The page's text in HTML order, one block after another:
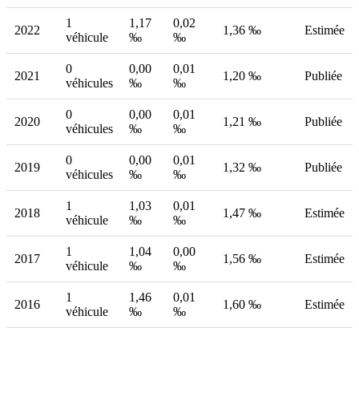
2022
1
véhicule
1,17
‰
0,02
‰
1,36 ‰ Estimée
2021
0
véhicules
0,00
‰
0,01
‰
1,20 ‰ Publiée
2020
0
véhicules
0,00
‰
0,01
‰
1,21 ‰ Publiée
2019
0
véhicules
0,00
‰
0,01
‰
1,32 ‰ Publiée
2018
1
véhicule
1,03
‰
0,01
‰
1,47 ‰ Estimée
2017
1
véhicule
1,04
‰
0,00
‰
1,56 ‰ Estimée
2016
1
véhicule
1,46
‰
0,01
‰
1,60 ‰ Estimée